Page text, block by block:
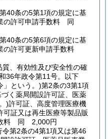
40条の5第1項の規定に基
の許可申請手数料 同
40条の5第6項の規定に基
の許可更新申請手数料
質、有効性及び安全性の確
36年政令第11号。以下
」という。)第2条の3第1項
く薬局開設許可証、医薬
)許可証、高度管理医療機
証又は再生医療等製品販
数料 同 2,000円
令第2条の4第1項又は第46